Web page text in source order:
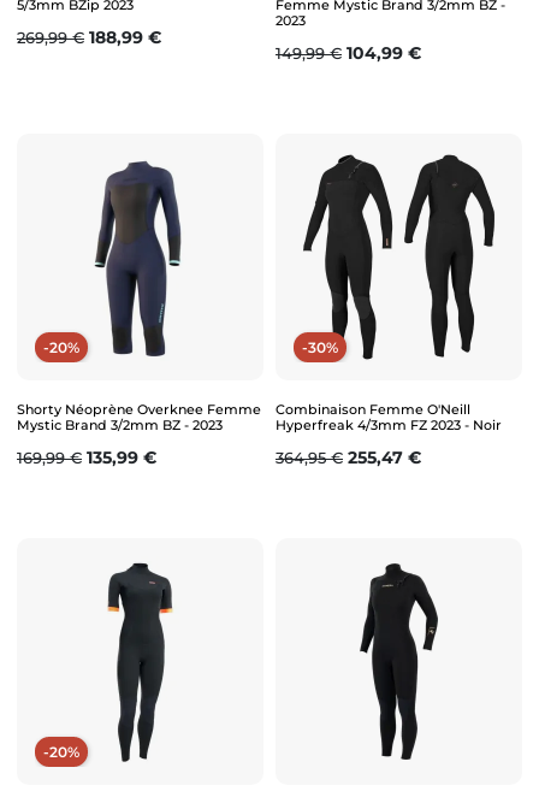
5/3mm BZip 2023
Prix de base
269,99 € Prix
188,99 €
Femme Mystic Brand 3/2mm BZ -
2023
Prix de base
149,99 € Prix
104,99 €
-20%
Shorty Néoprène Overknee Femme
Mystic Brand 3/2mm BZ - 2023
Prix de base
169,99 € Prix
135,99 €
-30%
Combinaison Femme O'Neill
Hyperfreak 4/3mm FZ 2023 - Noir
Prix de base
364,95 € Prix
255,47 €
-20%